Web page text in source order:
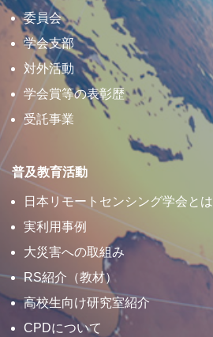
委員会
学会支部
対外活動
学会賞等の表彰歴
受託事業
普及教育活動
日本リモートセンシング学会とは
実利用事例
大災害への取組み
RS紹介（教材）
高校生向け研究室紹介
CPDについて